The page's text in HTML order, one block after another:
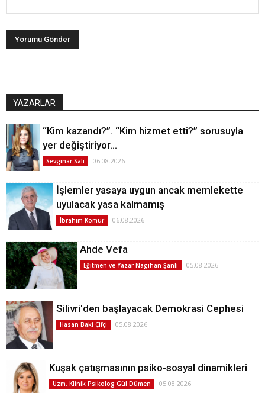
YAZARLAR
“Kim kazandı?”. “Kim hizmet etti?” sorusuyla
yer değiştiriyor…
Sevginar Sali 06.08.2026
İşlemler yasaya uygun ancak memlekette
uyulacak yasa kalmamış
İbrahim Kömür 06.08.2026
Ahde Vefa
Eğitmen ve Yazar Nagihan Şanlı 05.08.2026
Silivri'den başlayacak Demokrasi Cephesi
Hasan Baki Çifçi 05.08.2026
Kuşak çatışmasının psiko-sosyal dinamikleri
Uzm. Klinik Psikolog Gül Dümen 05.08.2026